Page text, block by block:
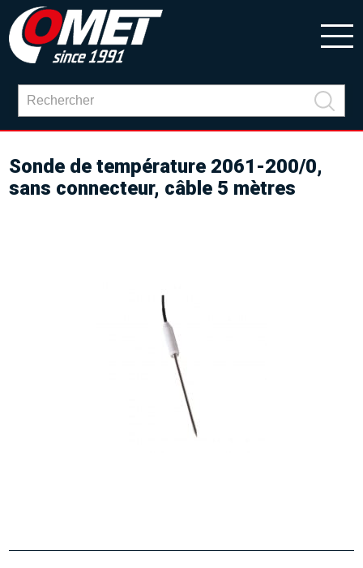
Sonde de température 2061-200/0,
sans connecteur, câble 5 mètres